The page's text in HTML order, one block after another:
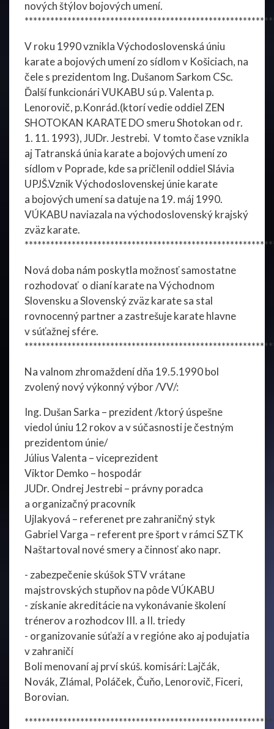
nových štýlov bojových umení.
V roku 1990 vznikla Východoslovenská úniu
karate a bojových umení zo sídlom v Košiciach, na
čele s prezidentom Ing. Dušanom Sarkom CSc.
Ďalší funkcionári VUKABU sú p. Valenta p.
Lenorovič, p.Konrád.(ktorí vedie oddiel ZEN
SHOTOKAN KARATE DO smeru Shotokan od r.
1. 11. 1993), JUDr. Jestrebi. V tomto čase vznikla
aj Tatranská únia karate a bojových umení zo
sídlom v Poprade, kde sa pričlenil oddiel Slávia
UPJŠ.Vznik Východoslovenskej únie karate
a bojových umení sa datuje na 19. máj 1990.
VÚKABU naviazala na východoslovenský krajský
zväz karate.
Nová doba nám poskytla možnosť samostatne
rozhodovať o dianí karate na Východnom
Slovensku a Slovenský zväz karate sa stal
rovnocenný partner a zastrešuje karate hlavne
v súťažnej sfére.
Na valnom zhromaždení dňa 19.5.1990 bol
zvolený nový výkonný výbor /VV/:
Ing. Dušan Sarka – prezident /ktorý úspešne
viedol úniu 12 rokov a v súčasnosti je čestným
prezidentom únie/
Július Valenta – viceprezident
Viktor Demko – hospodár
JUDr. Ondrej Jestrebi – právny poradca
a organizačný pracovník
Ujlakyová – referenet pre zahraničný styk
Gabriel Varga – referent pre šport v rámci SZTK
Naštartoval nové smery a činnosť ako napr.
- zabezpečenie skúšok STV vrátane
majstrovských stupňov na pôde VÚKABU
- získanie akreditácie na vykonávanie školení
trénerov a rozhodcov III. a II. triedy
- organizovanie súťaží a v regióne ako aj podujatia
v zahraničí
Boli menovaní aj prví skúš. komisári: Lajčák,
Novák, Zlámal, Poláček, Čuňo, Lenorovič, Ficeri,
Borovian.